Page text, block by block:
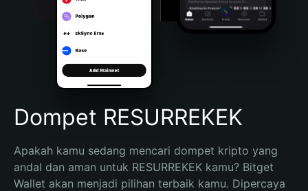
Português (Brasil)
Español (Argentina)
Dompet RESURREKEK
Apakah kamu sedang mencari dompet kripto yang
andal dan aman untuk RESURREKEK kamu? Bitget
Wallet akan menjadi pilihan terbaik kamu. Dipercaya